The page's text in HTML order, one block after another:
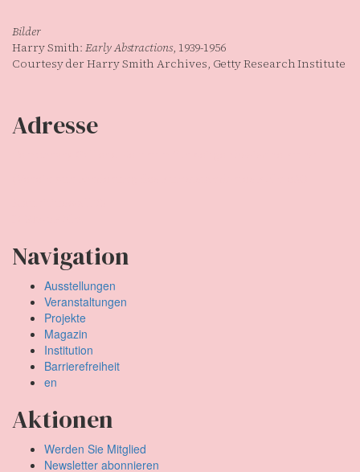
Bilder
Harry Smith:Early Abstractions, 1939-1956
Courtesy der Harry Smith Archives, Getty Research Institute
Adresse
Navigation
Ausstellungen
Veranstaltungen
Projekte
Magazin
Institution
Barrierefreiheit
en
Aktionen
Werden Sie Mitglied
Newsletter abonnieren